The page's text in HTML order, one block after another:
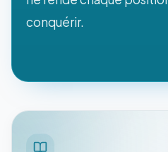
conquérir.